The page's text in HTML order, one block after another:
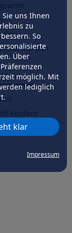
uns Ihnen
zu
So
Über
möglich. Mit
lediglich
klar
Impressum
werden
der Natur